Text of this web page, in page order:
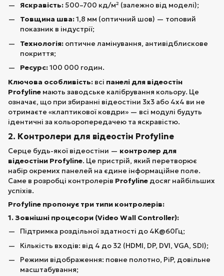
Яскравість: 500–700 кд/м² (залежно від моделі);
Товщина шва:1,8 мм (оптичний шов) — топовий
показник в індустрії;
Технологія: оптичне ламінування, антивідблискове
покриття;
Ресурс:100 000 годин.
Ключова особливість: всі панелі для відеостін
Profyline мають заводське калібрування кольору. Це
означає, що при збиранні відеостіни 3х3 або 4х4 ви не
отримаєте «клаптикової ковдри» — всі модулі будуть
ідентичні за кольоропередачею та яскравістю.
2. Контролери для відеостін Profyline
Серце будь-якої відеостіни — контролер для
відеостіни Profyline. Це пристрій, який перетворює
набір окремих панелей на єдине інформаційне поле.
Саме в розробці контролерів Profyline досяг найбільших
успіхів.
Profyline пропонує три типи контролерів:
1. Зовнішні процесори (Video Wall Controller):
Підтримка роздільної здатності до 4K@60Гц;
Кількість входів: від 4 до 32 (HDMI, DP, DVI, VGA, SDI);
Режими відображення: повне полотно, PiP, довільне
масштабування;